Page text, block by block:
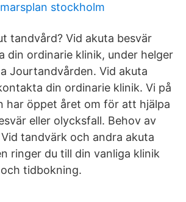
stockholm
tandvård? Vid akuta besvär
din ordinarie klinik, under helger
Jourtandvården. Vid akuta
din ordinarie klinik. Vi på
har öppet året om för att hjälpa
eller olycksfall. Behov av
tandvärk och andra akuta
ringer du till din vanliga klinik
tidbokning.